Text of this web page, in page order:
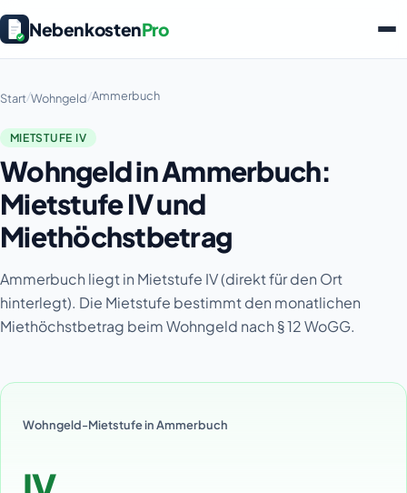
NebenkostenPro
Start/Wohngeld/Ammerbuch
MIETSTUFE IV
Wohngeld in Ammerbuch:
Mietstufe IV und
Miethöchstbetrag
Ammerbuch liegt in Mietstufe IV (direkt für den Ort
hinterlegt). Die Mietstufe bestimmt den monatlichen
Miethöchstbetrag beim Wohngeld nach § 12 WoGG.
Wohngeld-Mietstufe in Ammerbuch